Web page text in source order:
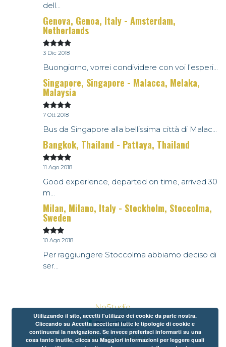
dell...
Genova, Genoa, Italy - Amsterdam,
Netherlands
3 Dic 2018
Buongiorno, vorrei condividere con voi l’esperi...
Singapore, Singapore - Malacca, Melaka,
Malaysia
7 Ott 2018
Bus da Singapore alla bellissima città di Malac...
Bangkok, Thailand - Pattaya, Thailand
11 Ago 2018
Good experience, departed on time, arrived 30
m...
Milan, Milano, Italy - Stockholm, Stoccolma,
Sweden
10 Ago 2018
Per raggiungere Stoccolma abbiamo deciso di
ser...
Utilizzando il sito, accetti l'utilizzo dei cookie da parte nostra.
Cliccando su Accetta accetterai tutte le tipologie di cookie e
continuerai la navigazione. Se invece preferisci informarti su una
cosa tanto inutile, clicca su Maggiori informazioni per leggere quali
NoStudio
Termini e condizioni